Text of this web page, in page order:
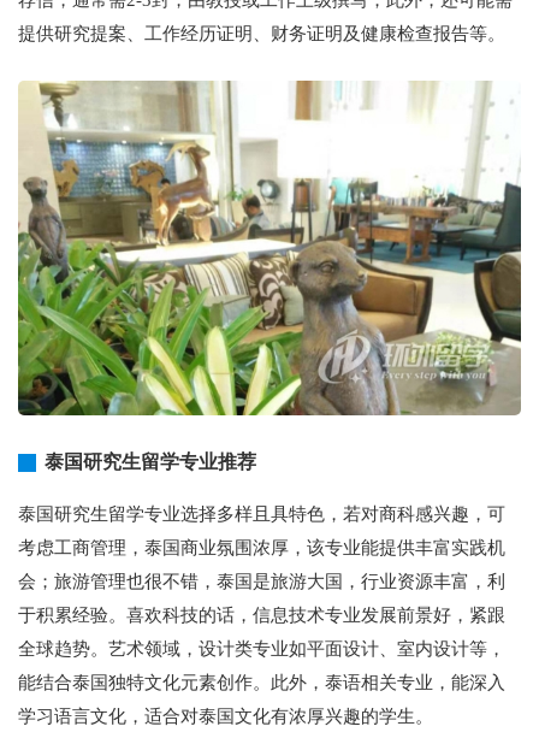
提供研究提案、工作经历证明、财务证明及健康检查报告等。
泰国研究生留学专业推荐
泰国研究生留学专业选择多样且具特色，若对商科感兴趣，可
考虑工商管理，泰国商业氛围浓厚，该专业能提供丰富实践机
会；旅游管理也很不错，泰国是旅游大国，行业资源丰富，利
于积累经验。喜欢科技的话，信息技术专业发展前景好，紧跟
全球趋势。艺术领域，设计类专业如平面设计、室内设计等，
能结合泰国独特文化元素创作。此外，泰语相关专业，能深入
学习语言文化，适合对泰国文化有浓厚兴趣的学生。